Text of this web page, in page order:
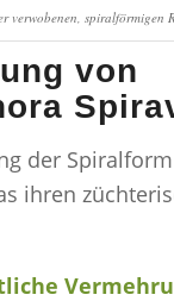
verwobenen, spiralförmigen
von
der
ihren